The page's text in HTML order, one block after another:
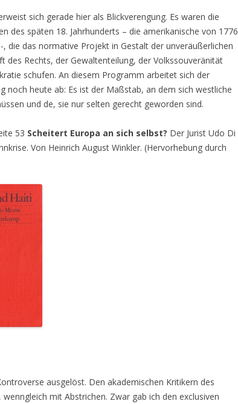
sich gerade hier als Blickverengung. Es waren die
des späten 18. Jahrhunderts – die amerikanische von 1776
die das normative Projekt in Gestalt der unveräußerlichen
des Rechts, der Gewaltenteilung, der Volkssouveränität
schufen. An diesem Programm arbeitet sich der
noch heute ab: Es ist der Maßstab, an dem sich westliche
und de, sie nur selten gerecht geworden sind.
53 Scheitert Europa an sich selbst? Der Jurist Udo Di
Von Heinrich August Winkler. (Hervorhebung durch
ausgelöst. Den akademischen Kritikern des
mit Abstrichen. Zwar gab ich den exclusiven